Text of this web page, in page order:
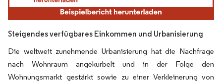
Steigendes verfügbares Einkommen und Urbanisierung
Die weltweit zunehmende Urbanisierung hat die Nachfrage
nach Wohnraum angekurbelt und in der Folge den
Wohnungsmarkt gestärkt sowie zu einer Verkleinerung von